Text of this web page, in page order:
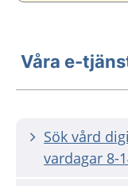
Våra e-
Sök vård
vardagar 8-